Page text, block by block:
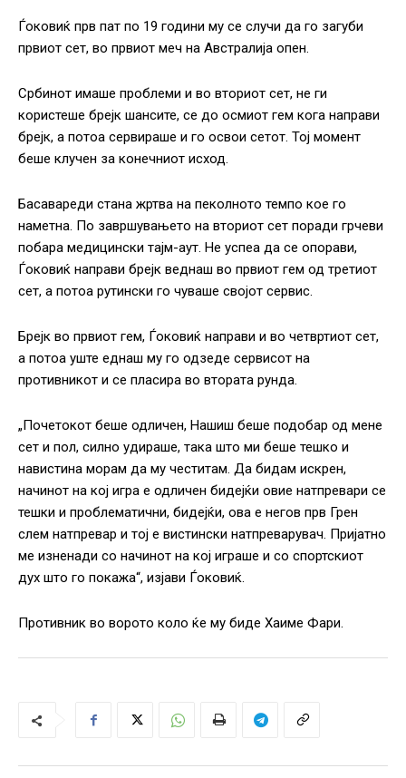
Ѓоковиќ прв пат по 19 години му се случи да го загуби
првиот сет, во првиот меч на Австралија опен.
Србинот имаше проблеми и во вториот сет, не ги
користеше брејк шансите, се до осмиот гем кога направи
брејк, а потоа сервираше и го освои сетот. Тој момент
беше клучен за конечниот исход.
Басавареди стана жртва на пеколното темпо кое го
наметна. По завршувањето на вториот сет поради грчеви
побара медицински тајм-аут. Не успеа да се опорави,
Ѓоковиќ направи брејк веднаш во првиот гем од третиот
сет, а потоа рутински го чуваше својот сервис.
Брејк во првиот гем, Ѓоковиќ направи и во четвртиот сет,
а потоа уште еднаш му го одзеде сервисот на
противникот и се пласира во втората рунда.
„Почетокот беше одличен, Нашиш беше подобар од мене
сет и пол, силно удираше, така што ми беше тешко и
навистина морам да му честитам. Да бидам искрен,
начинот на кој игра е одличен бидејќи овие натпревари се
тешки и проблематични, бидејќи, ова е негов прв Грен
слем натпревар и тој е вистински натпреварувач. Пријатно
ме изненади со начинот на кој играше и со спортскиот
дух што го покажа“, изјави Ѓоковиќ.
Противник во ворото коло ќе му биде Хаиме Фари.